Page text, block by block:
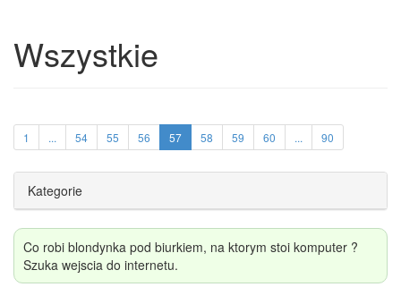
Wszystkie
1 ... 54 55 56 57 58 59 60 ... 90
Kategorie
Co robi blondynka pod biurkiem, na ktorym stoi komputer ?
Szuka wejscia do internetu.